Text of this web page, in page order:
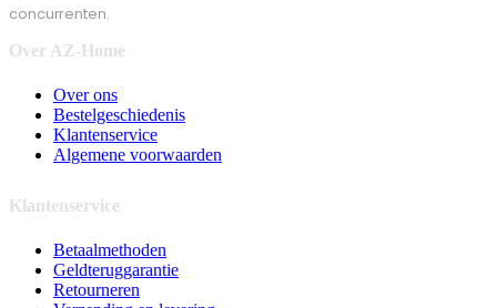
concurrenten.
Over AZ-Home
Over ons
Bestelgeschiedenis
Klantenservice
Algemene voorwaarden
Klantenservice
Betaalmethoden
Geldteruggarantie
Retourneren